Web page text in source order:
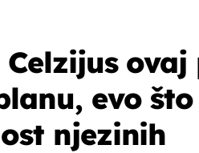
Celzijus ovaj
evo
njezinih